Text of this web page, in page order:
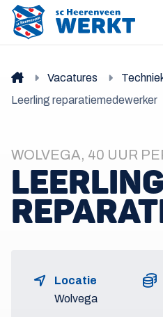
Vacatures
Leerling reparatiemedewerker
WOLVEGA, 40 UUR
Locatie
Wolvega